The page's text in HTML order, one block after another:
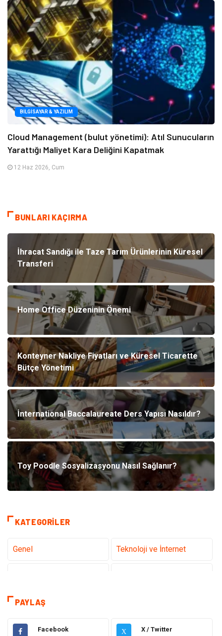
BILGISAYAR & YAZILIM
Cloud Management (bulut yönetimi): Atıl Sunucuların
Yarattığı Maliyet Kara Deliğini Kapatmak
12 Haz 2026, Cum
BUNLARI KAÇIRMA
İhracat Sandığı ile Taze Tarım Ürünlerinin Küresel
Transferi
Home Office Düzeninin Önemi
Konteyner Nakliye Fiyatları ve Küresel Ticarette
Bütçe Yönetimi
İnternational Baccalaureate Ders Yapısı Nasıldır?
Toy Poodle Sosyalizasyonu Nasıl Sağlanır?
KATEGORILER
Genel Teknoloji ve İnternet
Sağlık
Hukuk Dekorasyon
PAYLAŞ
Facebook X X / Twitter